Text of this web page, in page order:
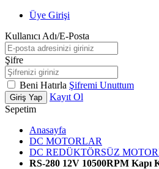
Üye Girişi
Kullanıcı Adı/E-Posta
Şifre
Beni Hatırla Şifremi Unuttum
Giriş Yap
Kayıt Ol
Sepetim
Anasayfa
DC MOTORLAR
DC REDÜKTÖRSÜZ
RS-280 12V 10500RPM Kapı